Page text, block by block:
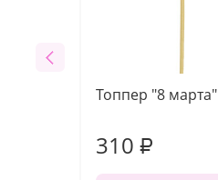
Топпер "8 марта"
310 ₽